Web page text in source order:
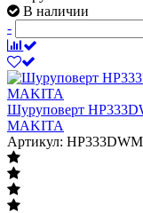
В наличии
-
Шуруповерт
MAKITA
Артикул: